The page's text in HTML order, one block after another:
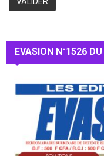
EVASION N°1526